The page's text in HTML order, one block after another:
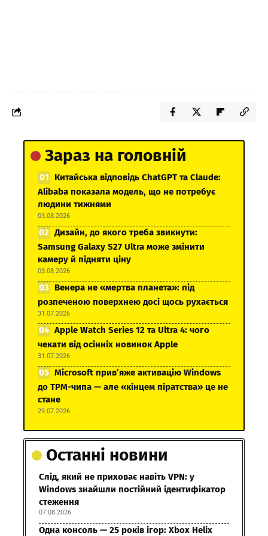
Зараз на головній
Китайська відповідь ChatGPT та Claude:
Alibaba показала модель, що не потребує
людини тижнями
03.08.2026
Дизайн, до якого треба звикнути:
Samsung Galaxy S27 Ultra може змінити
камеру й підняти ціну
03.08.2026
Венера не «мертва планета»: під
розпеченою поверхнею досі щось рухається
31.07.2026
Apple Watch Series 12 та Ultra 4: чого
чекати від осінніх новинок Apple
31.07.2026
Microsoft прив’яже активацію Windows
до TPM-чипа — але «кінцем піратства» це не
стане
29.07.2026
Останні новини
Слід, який не приховає навіть VPN: у
Windows знайшли постійний ідентифікатор
стеження
07.08.2026
Одна консоль — 25 років ігор: Xbox Helix